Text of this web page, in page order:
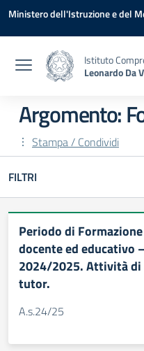
Vai ai contenuti
Vai al menu di navigazione
Vai al footer
Ministero dell'Istruzione e del
Istituto
Leonardo Da
Argomento:
Stampa / Condividi
FILTRI
Periodo di
docente ed educativo
2024/2025. Attività di
tutor.
A.s.24/25